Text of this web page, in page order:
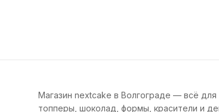
Магазин nextcake в Волгограде — всё
топперы, шоколад, формы, красители и